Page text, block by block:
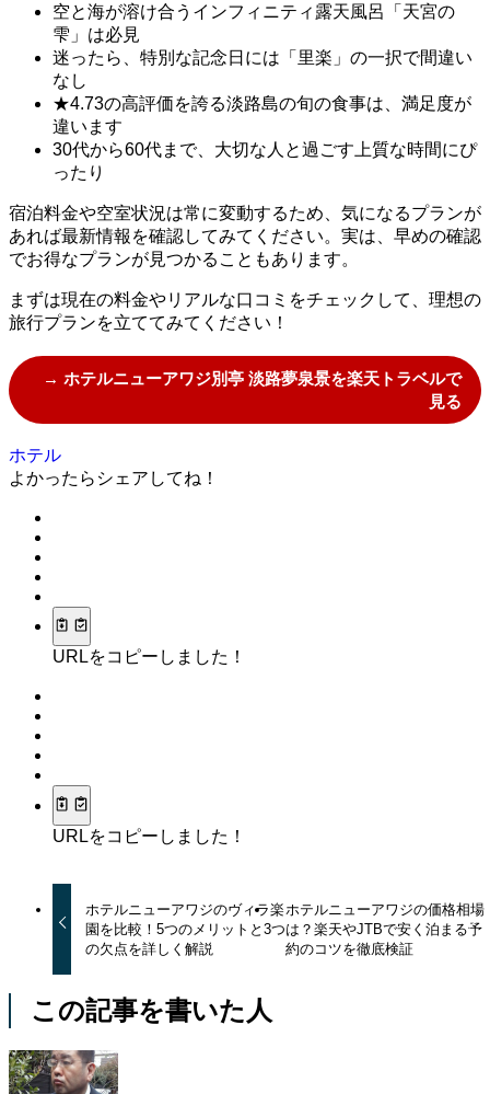
空と海が溶け合うインフィニティ露天風呂「天宮の
雫」は必見
迷ったら、特別な記念日には「里楽」の一択で間違い
なし
★4.73の高評価を誇る淡路島の旬の食事は、満足度が
違います
30代から60代まで、大切な人と過ごす上質な時間にぴ
ったり
宿泊料金や空室状況は常に変動するため、気になるプランが
あれば最新情報を確認してみてください。実は、早めの確認
でお得なプランが見つかることもあります。
まずは現在の料金やリアルな口コミをチェックして、理想の
旅行プランを立ててみてください！
→ ホテルニューアワジ別亭 淡路夢泉景を楽天トラベルで
見る
ホテル
よかったらシェアしてね！
URLをコピーしました！
URLをコピーしました！
ホテルニューアワジのヴィラ楽
園を比較！5つのメリットと3つ
の欠点を詳しく解説
ホテルニューアワジの価格相場
は？楽天やJTBで安く泊まる予
約のコツを徹底検証
この記事を書いた人